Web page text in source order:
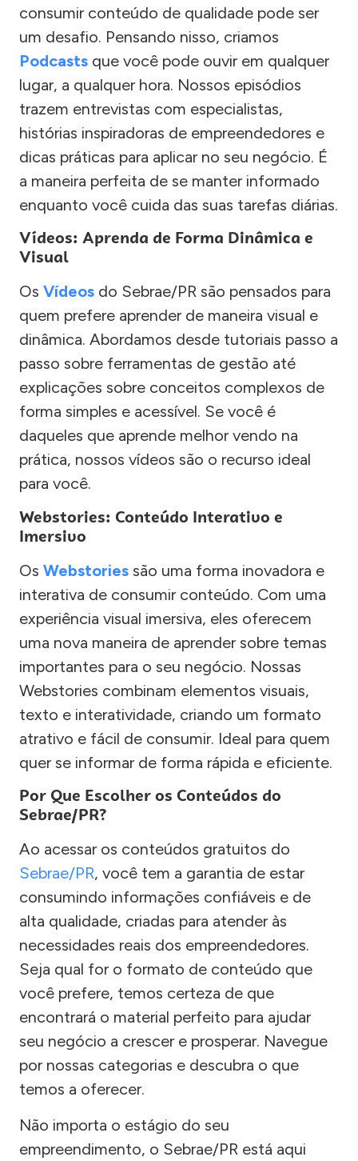
consumir conteúdo de qualidade pode ser
um desafio. Pensando nisso, criamos
Podcasts que você pode ouvir em qualquer
lugar, a qualquer hora. Nossos episódios
trazem entrevistas com especialistas,
histórias inspiradoras de empreendedores e
dicas práticas para aplicar no seu negócio. É
a maneira perfeita de se manter informado
enquanto você cuida das suas tarefas diárias.
Vídeos: Aprenda de Forma Dinâmica e
Visual
Os Vídeos do Sebrae/PR são pensados para
quem prefere aprender de maneira visual e
dinâmica. Abordamos desde tutoriais passo a
passo sobre ferramentas de gestão até
explicações sobre conceitos complexos de
forma simples e acessível. Se você é
daqueles que aprende melhor vendo na
prática, nossos vídeos são o recurso ideal
para você.
Webstories: Conteúdo Interativo e
Imersivo
Os Webstories são uma forma inovadora e
interativa de consumir conteúdo. Com uma
experiência visual imersiva, eles oferecem
uma nova maneira de aprender sobre temas
importantes para o seu negócio. Nossas
Webstories combinam elementos visuais,
texto e interatividade, criando um formato
atrativo e fácil de consumir. Ideal para quem
quer se informar de forma rápida e eficiente.
Por Que Escolher os Conteúdos do
Sebrae/PR?
Ao acessar os conteúdos gratuitos do
Sebrae/PR, você tem a garantia de estar
consumindo informações confiáveis e de
alta qualidade, criadas para atender às
necessidades reais dos empreendedores.
Seja qual for o formato de conteúdo que
você prefere, temos certeza de que
encontrará o material perfeito para ajudar
seu negócio a crescer e prosperar. Navegue
por nossas categorias e descubra o que
temos a oferecer.
Não importa o estágio do seu
empreendimento, o Sebrae/PR está aqui